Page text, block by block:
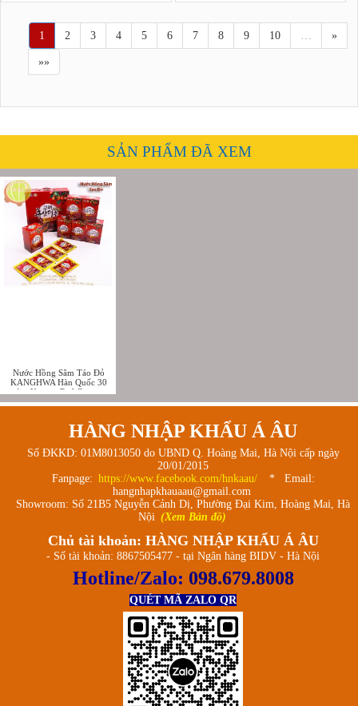
1 2 3 4 5 6 7 8 9 10 »
»»
SẢN PHẨM ĐÃ XEM
Nước Hồng Sâm Táo Đỏ
KANGHWA Hàn Quốc 30
gói - Korean Red Ginseng
Jujube Royal Gold
HÀNG NHẬP KHẨU Á ÂU
Số ĐKKD: 01M8013050 do UBND Q. Hoàng Mai, Hà Nội cấp ngày
20/01/2015
Fanpage: https://www.facebook.com/hnkaau/
* Email:
hangnhapkhauaau@gmail.com
Showroom: Số 21B5 Nguyễn Cảnh Dị, Phường Đại Kim, Hoàng Mai, Hà
Nội (Xem Bản đồ)
Chủ tài khoản: HÀNG NHẬP KHẨU Á ÂU
- Số tài khoản: 8867505477 - tại Ngân hàng BIDV - Hà Nội
Hotline/Zalo: 098.679.8008
QUÉT MÃ ZALO QR